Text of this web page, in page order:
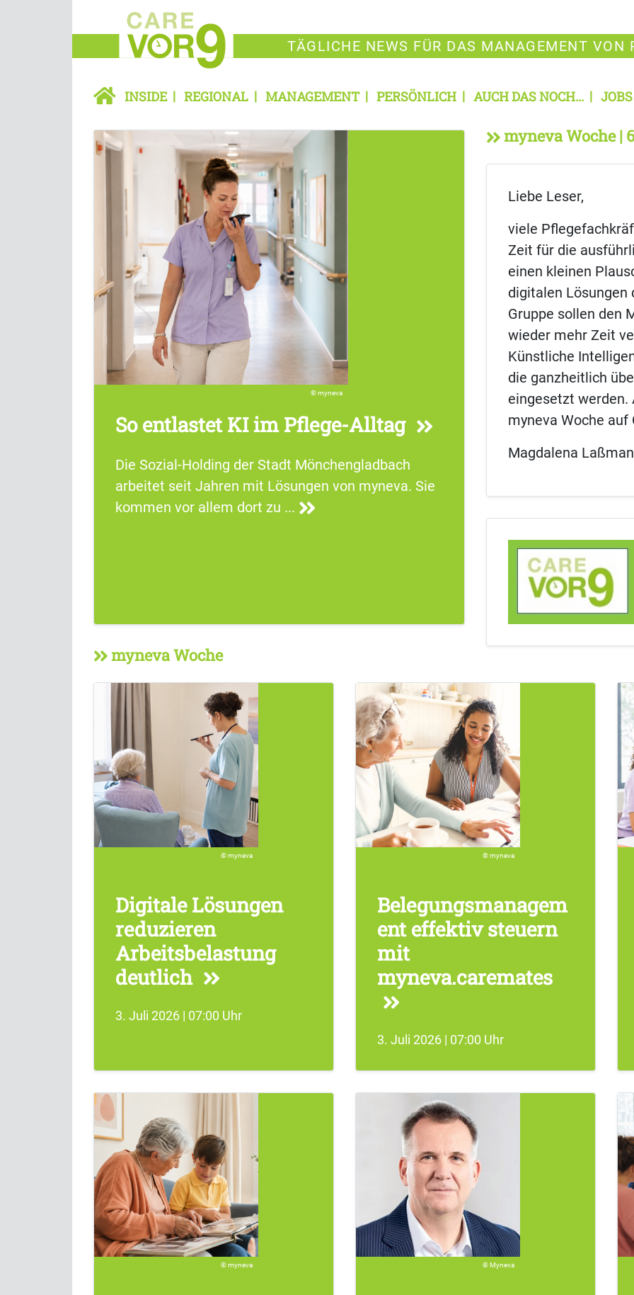
TÄGLICHE NEWS FÜR DAS MANAGEMENT VON
INSIDE REGIONAL MANAGEMENT PERSÖNLICH AUCH DAS NOCH... JOBS
myneva
So entlastet KI im Pflege-Alltag
Die Sozial-Holding der Stadt Mönchengladbach
arbeitet seit Jahren mit Lösungen von myneva. Sie
kommen vor allem dort zu ...
myneva Woche |
Liebe Leser,
viele
Zeit für die
einen kleinen
digitalen Lösungen
Gruppe sollen den
wieder mehr Zeit
Künstliche
die ganzheitlich
eingesetzt werden.
myneva Woche auf
Magdalena
myneva Woche
myneva
Digitale Lösungen
reduzieren
Arbeitsbelastung
deutlich
3. Juli 2026 | 07:00 Uhr
myneva
Belegungsmanagem
enteffektiv steuern
mit
myneva.caremates
3. Juli 2026 | 07:00 Uhr
myneva Myneva